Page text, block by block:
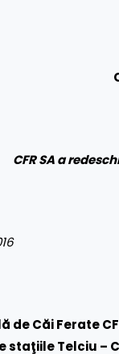
CFR SA a
de Căi Ferate
Telciu –